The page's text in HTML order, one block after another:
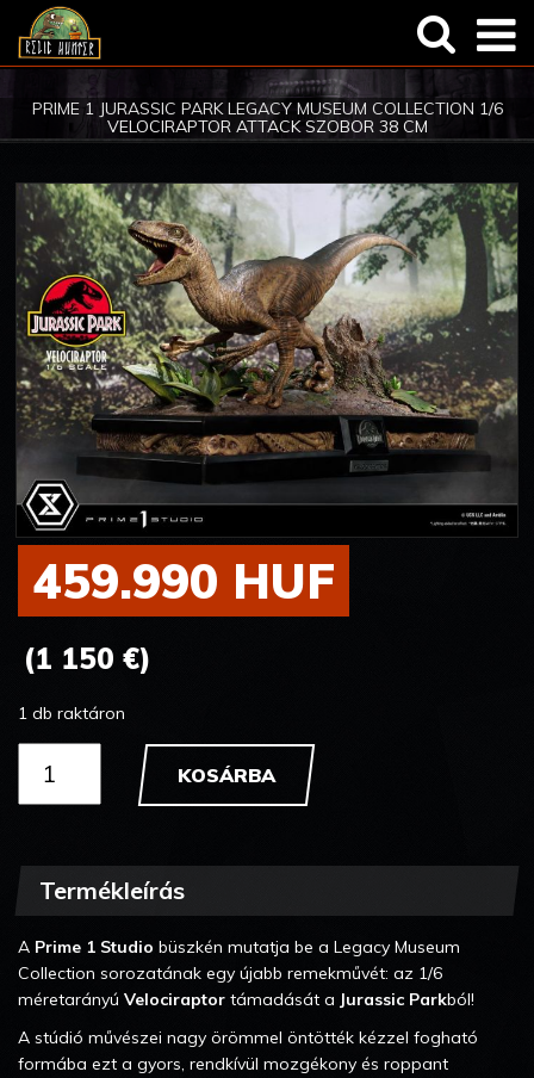
PRIME 1 JURASSIC PARK LEGACY MUSEUM COLLECTION 1/6
VELOCIRAPTOR ATTACK SZOBOR 38 CM
459.990 HUF
(1 150 €)
1 db raktáron
KOSÁRBA
Termékleírás
A Prime 1 Studio büszkén mutatja be a Legacy Museum
Collection sorozatának egy újabb remekművét: az 1/6
méretarányú Velociraptor támadását a Jurassic Parkból!
A stúdió művészei nagy örömmel öntötték kézzel fogható
formába ezt a gyors, rendkívül mozgékony és roppant
Termékbemutatók
Képregény
Elfelejtett jelszó